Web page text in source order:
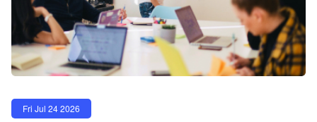
Fri Jul 24 2026